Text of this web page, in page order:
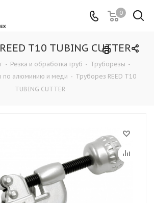
0
T10 TUBING CUTTER
- Резка и обработка труб - Труборезы -
по алюминию и меди - Труборез REED T10
TUBING CUTTER